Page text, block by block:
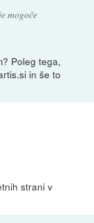
mogoče
Poleg tega,
in še to
strani v